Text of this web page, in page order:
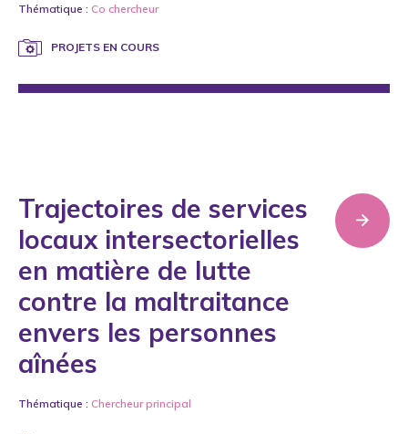
Thématique : Co chercheur
PROJETS EN COURS
Trajectoires de services
locaux intersectorielles
en matière de lutte
contre la maltraitance
envers les personnes
aînées
Thématique : Chercheur principal